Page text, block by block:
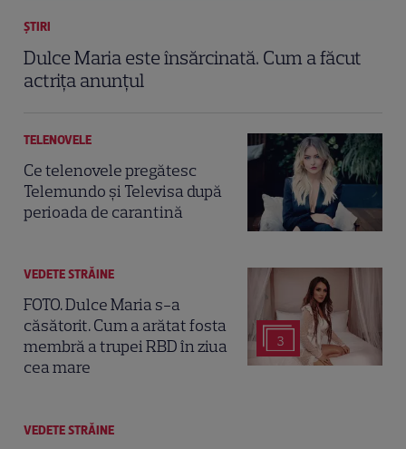
ȘTIRI
Dulce Maria este însărcinată. Cum a făcut
actrița anunțul
TELENOVELE
Ce telenovele pregătesc
Telemundo și Televisa după
perioada de carantină
3
VEDETE STRĂINE
FOTO. Dulce Maria s-a
căsătorit. Cum a arătat fosta
membră a trupei RBD în ziua
cea mare
VEDETE STRĂINE